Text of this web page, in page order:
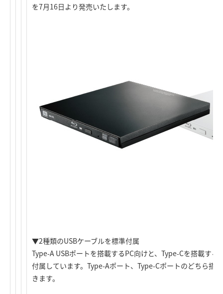
を7月16日より発売いたします。
▼2種類のUSBケーブルを標準付属
Type-A USBポートを搭載するPC向けと、Type-Cを搭載す
付属しています。Type-Aポート、Type-Cポートのどちら搭
きます。